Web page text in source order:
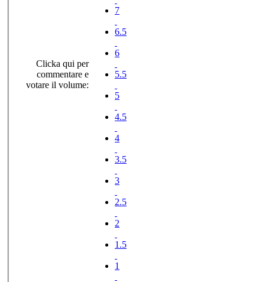
Clicka qui per
commentare e
votare il volume:
7
6.5
6
5.5
5
4.5
4
3.5
3
2.5
2
1.5
1